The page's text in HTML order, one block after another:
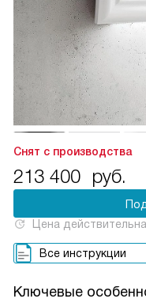
Снят с производства
213 400 руб.
Цена
Все инструкции
Ключевые